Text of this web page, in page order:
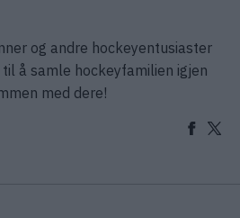
og andre hockeyentusiaster
å samle hockeyfamilien igjen
med dere!